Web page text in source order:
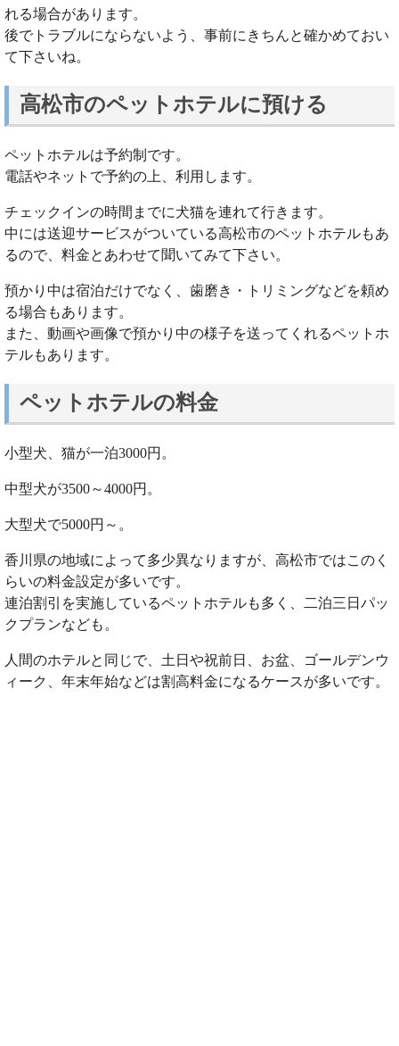
れる場合があります。
後でトラブルにならないよう、事前にきちんと確かめておい
て下さいね。
高松市のペットホテルに預ける
ペットホテルは予約制です。
電話やネットで予約の上、利用します。
チェックインの時間までに犬猫を連れて行きます。
中には送迎サービスがついている高松市のペットホテルもあ
るので、料金とあわせて聞いてみて下さい。
預かり中は宿泊だけでなく、歯磨き・トリミングなどを頼め
る場合もあります。
また、動画や画像で預かり中の様子を送ってくれるペットホ
テルもあります。
ペットホテルの料金
小型犬、猫が一泊3000円。
中型犬が3500～4000円。
大型犬で5000円～。
香川県の地域によって多少異なりますが、高松市ではこのく
らいの料金設定が多いです。
連泊割引を実施しているペットホテルも多く、二泊三日パッ
クプランなども。
人間のホテルと同じで、土日や祝前日、お盆、ゴールデンウ
ィーク、年末年始などは割高料金になるケースが多いです。